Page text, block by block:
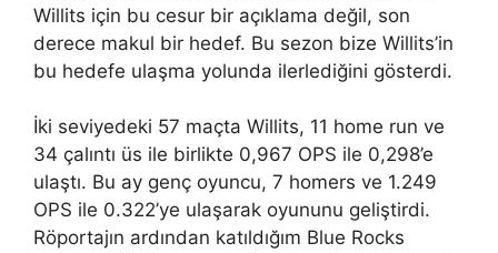
Willits için bu cesur bir açıklama değil, son
derece makul bir hedef. Bu sezon bize Willits’in
bu hedefe ulaşma yolunda ilerlediğini gösterdi.
İki seviyedeki 57 maçta Willits, 11 home run ve
34 çalıntı üs ile birlikte 0,967 OPS ile 0,298’e
ulaştı. Bu ay genç oyuncu, 7 homers ve 1.249
OPS ile 0.322’ye ulaşarak oyununu geliştirdi.
Röportajın ardından katıldığım Blue Rocks